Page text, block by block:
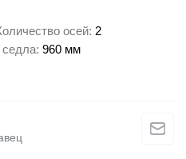
осей 2
960 мм